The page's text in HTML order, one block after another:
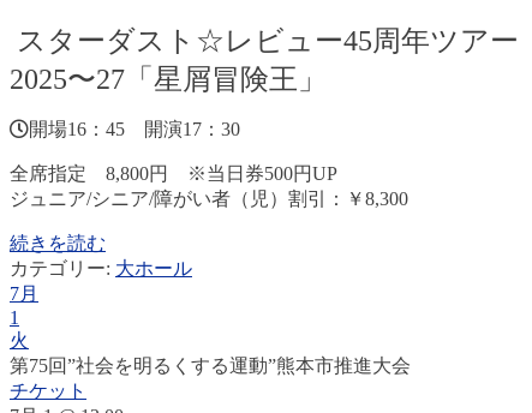
スターダスト☆レビュー45周年ツアー
2025〜27「星屑冒険王」
開場16：45 開演17：30
全席指定 8,800円 ※当日券500円UP
ジュニア/シニア/障がい者（児）割引：￥8,300
続きを読む
カテゴリー: 大ホール
7月
1
火
第75回”社会を明るくする運動”熊本市推進大会
チケット